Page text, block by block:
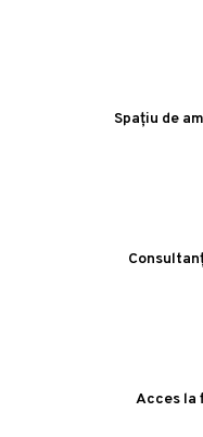
Spațiu de
Acces la